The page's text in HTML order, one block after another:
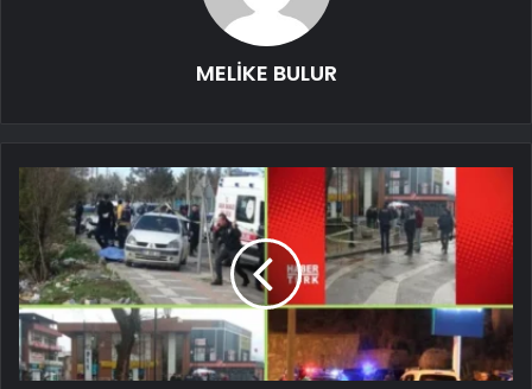
MELİKE BULUR